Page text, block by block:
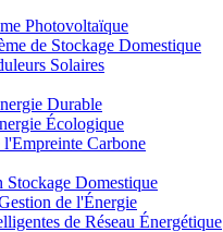
Photovoltaïque
de Stockage Domestique
Solaires
Durable
Écologique
Carbone
Stockage Domestique
de l'Énergie
de Réseau Énergétique